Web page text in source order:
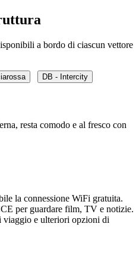
a bordo di ciascun vettore
DB - Intercity
resta comodo e al fresco con
la connessione WiFi gratuita.
per guardare film, TV e notizie.
viaggio e ulteriori opzioni di